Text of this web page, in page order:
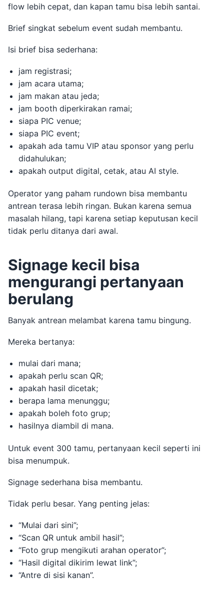
flow lebih cepat, dan kapan tamu bisa lebih santai.
Brief singkat sebelum event sudah membantu.
Isi brief bisa sederhana:
jam registrasi;
jam acara utama;
jam makan atau jeda;
jam booth diperkirakan ramai;
siapa PIC venue;
siapa PIC event;
apakah ada tamu VIP atau sponsor yang perlu
didahulukan;
apakah output digital, cetak, atau AI style.
Operator yang paham rundown bisa membantu
antrean terasa lebih ringan. Bukan karena semua
masalah hilang, tapi karena setiap keputusan kecil
tidak perlu ditanya dari awal.
Signage kecil bisa
mengurangi pertanyaan
berulang
Banyak antrean melambat karena tamu bingung.
Mereka bertanya:
mulai dari mana;
apakah perlu scan QR;
apakah hasil dicetak;
berapa lama menunggu;
apakah boleh foto grup;
hasilnya diambil di mana.
Untuk event 300 tamu, pertanyaan kecil seperti ini
bisa menumpuk.
Signage sederhana bisa membantu.
Tidak perlu besar. Yang penting jelas:
“Mulai dari sini”;
“Scan QR untuk ambil hasil”;
“Foto grup mengikuti arahan operator”;
“Hasil digital dikirim lewat link”;
“Antre di sisi kanan”.